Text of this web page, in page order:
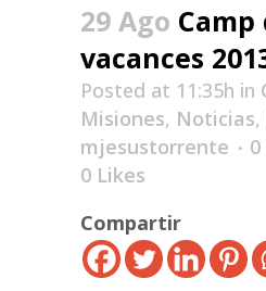
29 Ago Camp
vacances
Posted at 11:35h in
Misiones, Noticias,
mjesustorrente
0 Likes
Compartir